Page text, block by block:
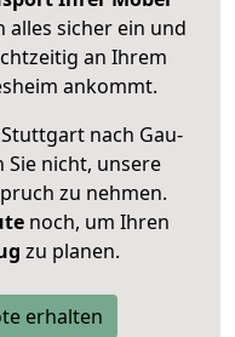
alles sicher ein und
an Ihrem
ankommt.
nach Gau-
Sie nicht, unsere
zu nehmen.
noch, um Ihren
zu planen.
erhalten